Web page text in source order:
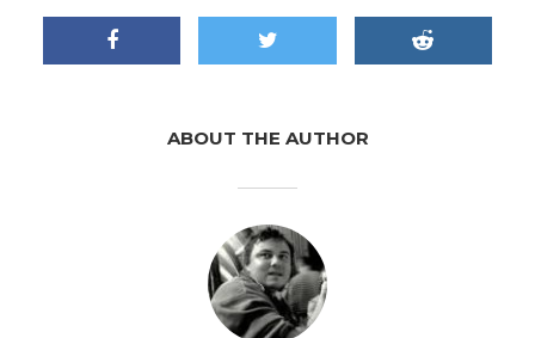
ABOUT THE AUTHOR